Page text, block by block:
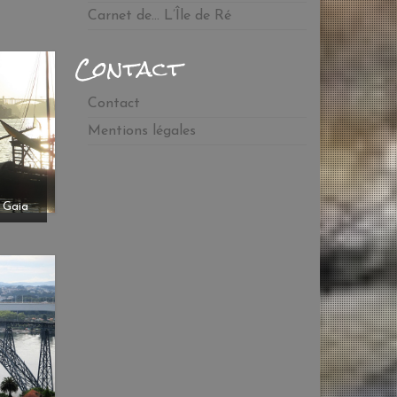
Gaia
Carnet de… L’Île de Ré
Contact
Contact
Mentions légales